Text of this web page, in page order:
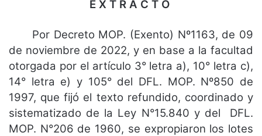
E X T R A C T O
Por Decreto MOP. (Exento) Nº1163, de 09
de noviembre de 2022, y en base a la facultad
otorgada por el artículo 3° letra a), 10° letra c),
14° letra e) y 105° del DFL. MOP. Nº850 de
1997, que fijó el texto refundido, coordinado y
sistematizado de la Ley N°15.840 y del DFL.
MOP. N°206 de 1960, se expropiaron los lotes